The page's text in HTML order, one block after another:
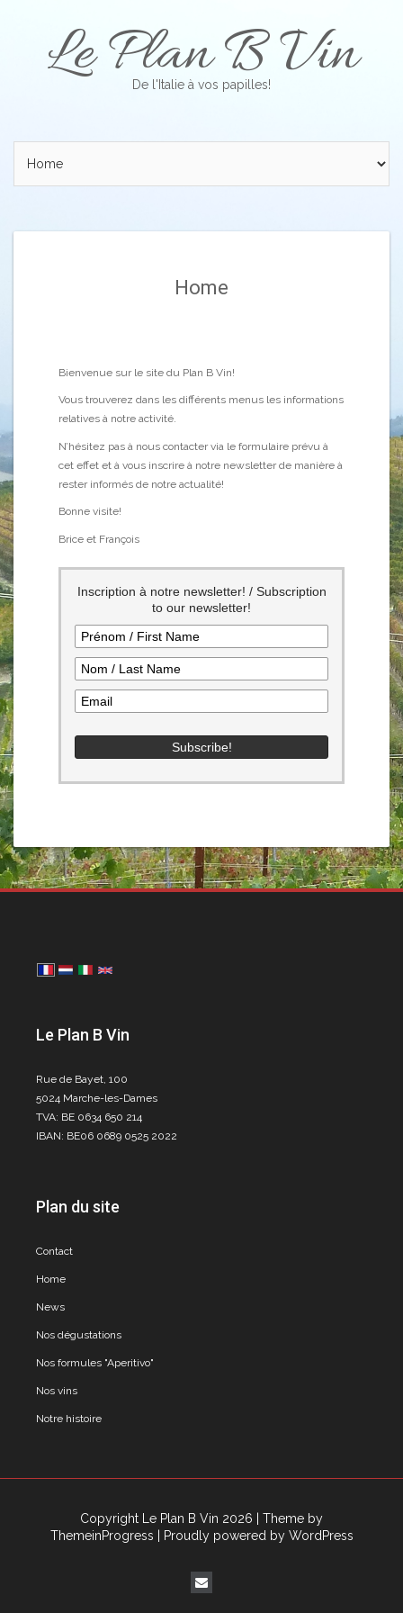
Le Plan B Vin
De l'Italie à vos papilles!
Home
Bienvenue sur le site du Plan B Vin!
Vous trouverez dans les différents menus les informations
relatives à notre activité.
N’hésitez pas à nous contacter via le formulaire prévu à
cet effet et à vous inscrire à notre newsletter de manière à
rester informés de notre actualité!
Bonne visite!
Brice et François
Inscription à notre newsletter! / Subscription
to our newsletter!
Le Plan B Vin
Rue de Bayet, 100
5024 Marche-les-Dames
TVA: BE 0634 650 214
IBAN: BE06 0689 0525 2022
Plan du site
Contact
Home
News
Nos dégustations
Nos formules "Aperitivo"
Nos vins
Notre histoire
Copyright Le Plan B Vin 2026
| Theme by
ThemeinProgress
| Proudly powered by WordPress